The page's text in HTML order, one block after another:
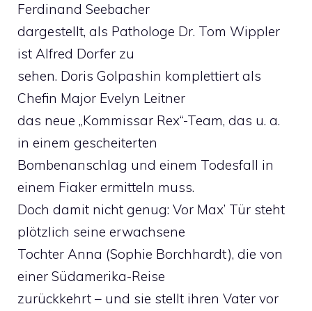
Ferdinand Seebacher
dargestellt, als Pathologe Dr. Tom Wippler
ist Alfred Dorfer zu
sehen. Doris Golpashin komplettiert als
Chefin Major Evelyn Leitner
das neue „Kommissar Rex“-Team, das u. a.
in einem gescheiterten
Bombenanschlag und einem Todesfall in
einem Fiaker ermitteln muss.
Doch damit nicht genug: Vor Max’ Tür steht
plötzlich seine erwachsene
Tochter Anna (Sophie Borchhardt), die von
einer Südamerika-Reise
zurückkehrt – und sie stellt ihren Vater vor